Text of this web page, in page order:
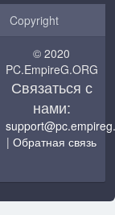
Copyright
© 2020
PC.EmpireG.ORG
Связаться с
нами:
|Обратная связь